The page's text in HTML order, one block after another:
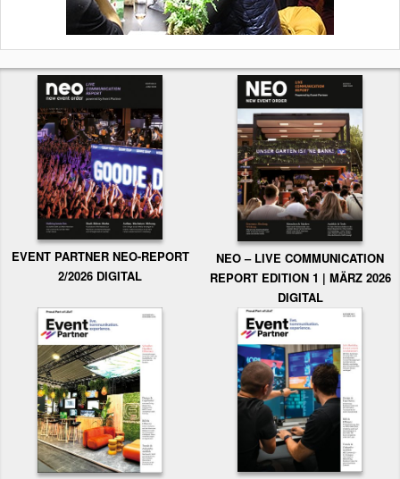
EVENT PARTNER NEO-REPORT
2/2026 DIGITAL
NEO – LIVE COMMUNICATION
REPORT EDITION 1 | MÄRZ 2026
DIGITAL